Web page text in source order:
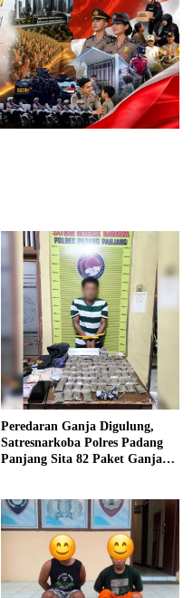
Peredaran Ganja Digulung,
Satresnarkoba Polres Padang
Panjang Sita 82 Paket Ganja